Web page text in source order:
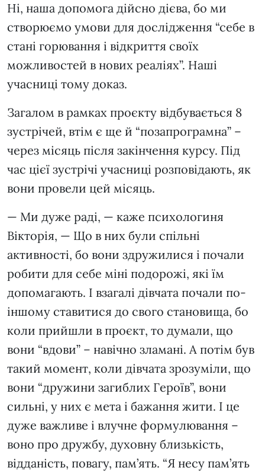
Ні, наша допомога дійсно дієва, бо ми
створюємо умови для дослідження “себе в
стані горювання і відкриття своїх
можливостей в нових реаліях”. Наші
учасниці тому доказ.
Загалом в рамках проєкту відбувається 8
зустрічей, втім є ще й “позапрограмна” –
через місяць після закінчення курсу. Під
час цієї зустрічі учасниці розповідають, як
вони провели цей місяць.
— Ми дуже раді, — каже психологиня
Вікторія, — Що в них були спільні
активності, бо вони здружилися і почали
робити для себе міні подорожі, які їм
допомагають. І взагалі дівчата почали по-
іншому ставитися до свого становища, бо
коли прийшли в проєкт, то думали, що
вони “вдови” – навічно зламані. А потім був
такий момент, коли дівчата зрозуміли, що
вони “дружини загиблих Героїв”, вони
сильні, у них є мета і бажання жити. І це
дуже важливе і влучне формулювання –
воно про дружбу, духовну близькість,
відданість, повагу, пам’ять. “Я несу пам’ять